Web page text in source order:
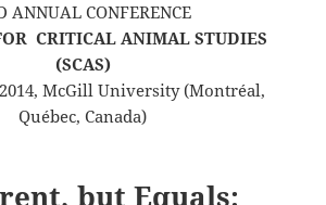
ANNUAL CONFERENCE
CRITICAL ANIMAL STUDIES
(SCAS)
McGill University (Montréal,
Québec, Canada)
but Equals: